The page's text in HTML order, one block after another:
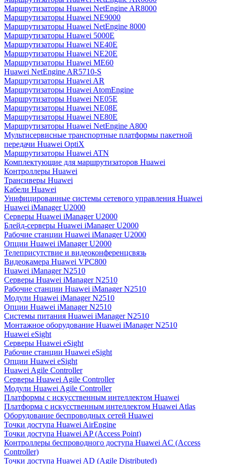
Маршрутизаторы Huawei NetEngine AR8000
Маршрутизаторы Huawei NE9000
Маршрутизаторы Huawei NetEngine 8000
Маршрутизаторы Huawei 5000E
Маршрутизаторы Huawei NE40E
Маршрутизаторы Huawei NE20E
Маршрутизаторы Huawei ME60
Huawei NetEngine AR5710-S
Маршрутизаторы Huawei AR
Маршрутизаторы Huawei AtomEngine
Маршрутизаторы Huawei NE05E
Маршрутизаторы Huawei NE08E
Маршрутизаторы Huawei NE80E
Маршрутизаторы Huawei NetEngine A800
Мультисервисные транспортные платформы пакетной
передачи Huawei OptiX
Маршрутизаторы Huawei ATN
Комплектующие для маршрутизаторов Huawei
Контроллеры Huawei
Трансиверы Huawei
Кабели Huawei
Унифицированные системы сетевого управления Huawei
Huawei iManager U2000
Серверы Huawei iManager U2000
Блейд-серверы Huawei iManager U2000
Рабочие станции Huawei iManager U2000
Опции Huawei iManager U2000
Телеприсутствие и видеоконференцсвязь
Видеокамера Huawei VPC800
Huawei iManager N2510
Серверы Huawei iManager N2510
Рабочие станции Huawei iManager N2510
Модули Huawei iManager N2510
Опции Huawei iManager N2510
Системы питания Huawei iManager N2510
Монтажное оборудование Huawei iManager N2510
Huawei eSight
Серверы Huawei eSight
Рабочие станции Huawei eSight
Опции Huawei eSight
Huawei Agile Controller
Серверы Huawei Agile Controller
Модули Huawei Agile Controller
Платформы с искусственным интеллектом Huawei
Платформа с искусственным интеллектом Huawei Atlas
Оборудование беспроводных сетей Huawei
Точки доступа Huawei AirEngine
Точки доступа Huawei AP (Access Point)
Контроллеры беспроводного доступа Huawei AC (Access
Controller)
Точки доступа Huawei AD (Agile Distributed)